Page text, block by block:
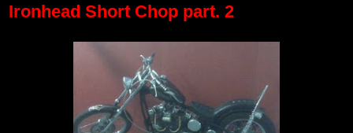
Ironhead Short Chop part. 2